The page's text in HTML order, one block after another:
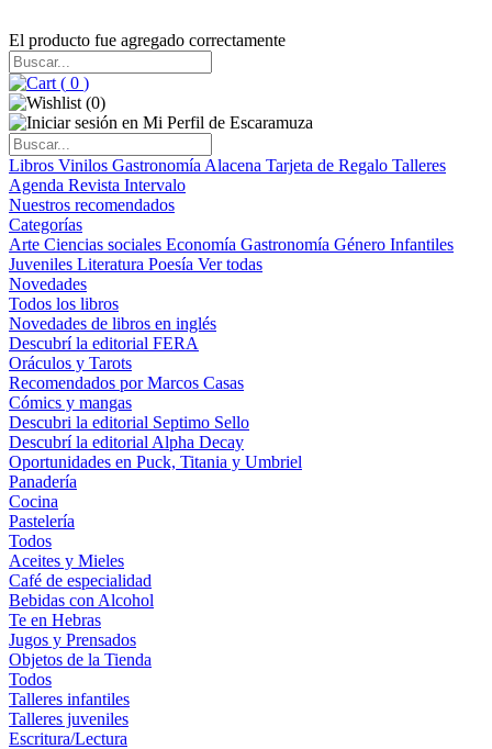
El producto fue agregado correctamente
( 0 )
(0)
Libros Vinilos Gastronomía Alacena Tarjeta de Regalo Talleres
Agenda Revista Intervalo
Nuestros recomendados
Categorías
Arte Ciencias sociales Economía Gastronomía Género Infantiles
Juveniles Literatura Poesía Ver todas
Novedades
Todos los libros
Novedades de libros en inglés
Descubrí la editorial FERA
Oráculos y Tarots
Recomendados por Marcos Casas
Cómics y mangas
Descubri la editorial Septimo Sello
Descubrí la editorial Alpha Decay
Oportunidades en Puck, Titania y Umbriel
Panadería
Cocina
Pastelería
Todos
Aceites y Mieles
Café de especialidad
Bebidas con Alcohol
Te en Hebras
Jugos y Prensados
Objetos de la Tienda
Todos
Talleres infantiles
Talleres juveniles
Escritura/Lectura